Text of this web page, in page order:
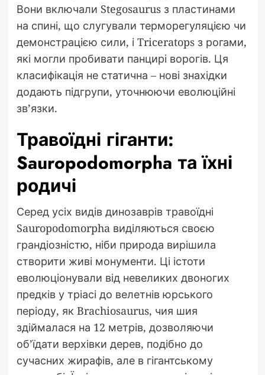
Вони включали Stegosaurus з пластинами
на спині, що слугували терморегуляцією чи
демонстрацією сили, і Triceratops з рогами,
які могли пробивати панцирі ворогів. Ця
класифікація не статична – нові знахідки
додають підгрупи, уточнюючи еволюційні
зв’язки.
Травоїдні гіганти:
Sauropodomorpha та їхні
родичі
Серед усіх видів динозаврів травоїдні
Sauropodomorpha виділяються своєю
грандіозністю, ніби природа вирішила
створити живі монументи. Ці істоти
еволюціонували від невеликих двоногих
предків у тріасі до велетнів юрського
періоду, як Brachiosaurus, чия шия
здіймалася на 12 метрів, дозволяючи
об’їдати верхівки дерев, подібно до
сучасних жирафів, але в гігантському